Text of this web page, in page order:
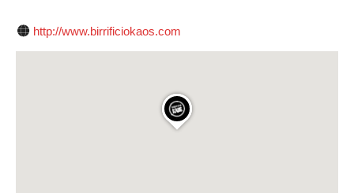
http://www.birrificiokaos.com